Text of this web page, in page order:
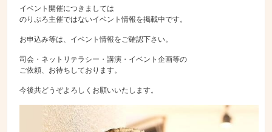
イベント開催につきましては
のりぷろ主催ではないイベント情報を掲載中です。
お申込み等は、イベント情報をご確認下さい。
司会・ネットリテラシー・講演・イベント企画等の
ご依頼、お待ちしております。
今後共どうぞよろしくお願いいたします。